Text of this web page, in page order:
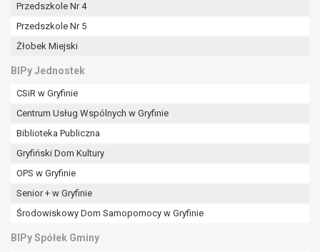
Przedszkole Nr 4
Przedszkole Nr 5
Żłobek Miejski
BIPy Jednostek
CSiR w Gryfinie
Centrum Usług Wspólnych w Gryfinie
Biblioteka Publiczna
Gryfiński Dom Kultury
OPS w Gryfinie
Senior + w Gryfinie
Środowiskowy Dom Samopomocy w Gryfinie
BIPy Spółek Gminy